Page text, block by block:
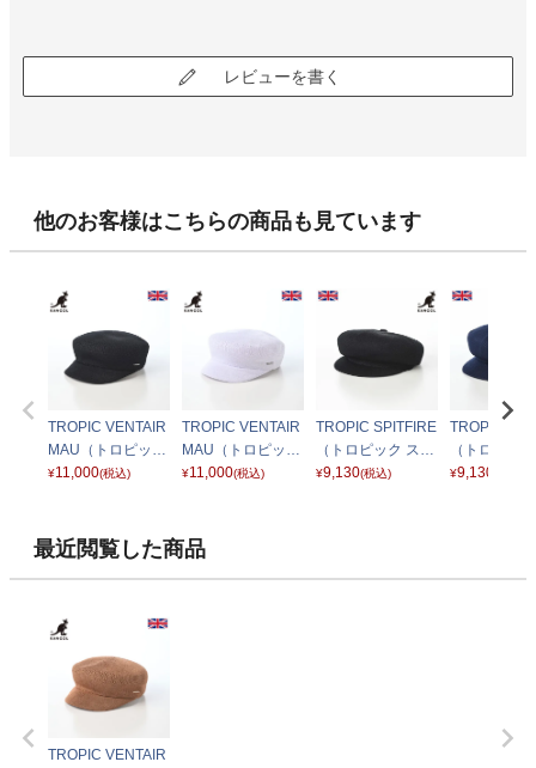
レビューを書く
他のお客様はこちらの商品も見ています
TROPIC VENTAIR
MAU（トロピック
ベントエアー） ブ
¥11,000(税込)
TROPIC VENTAIR
MAU（トロピック
ベントエアー） ホ
¥11,000(税込)
TROPIC SPITFIRE
（トロピック スピ
ットファイア） ブ
¥9,130(税込)
TROPIC
（トロピッ
ットファイ
¥9,130
最近閲覧した商品
TROPIC VENTAIR